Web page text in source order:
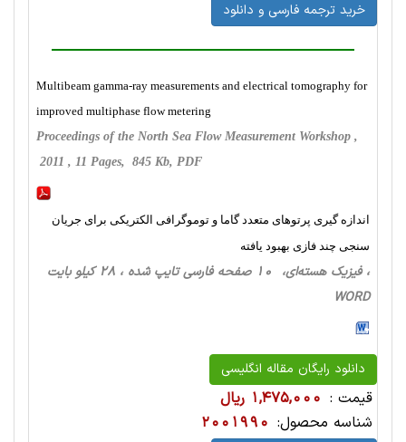
خرید ترجمه فارسی و دانلود
Multibeam gamma-ray measurements and electrical tomography for
improved multiphase flow metering
Proceedings of the North Sea Flow Measurement Workshop ,
2011 , 11 Pages, 845 Kb, PDF
اندازه گیری پرتوهای متعدد گاما و توموگرافی الکتریکی برای جریان
سنجی چند فازی بهبود یافته
، فیزیک‌ هسته‌ای، 10 صفحه فارسی تایپ شده ، 28 کیلو بایت
WORD
دانلود رایگان مقاله انگلیسی
قیمت : 1,475,000 ریال
شناسه محصول: 2001990